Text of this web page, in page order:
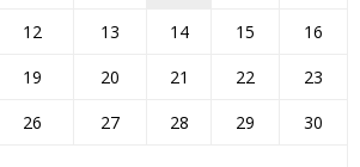
12 13 14 15
16
19 20 21 22
23
26 27 28 29
30